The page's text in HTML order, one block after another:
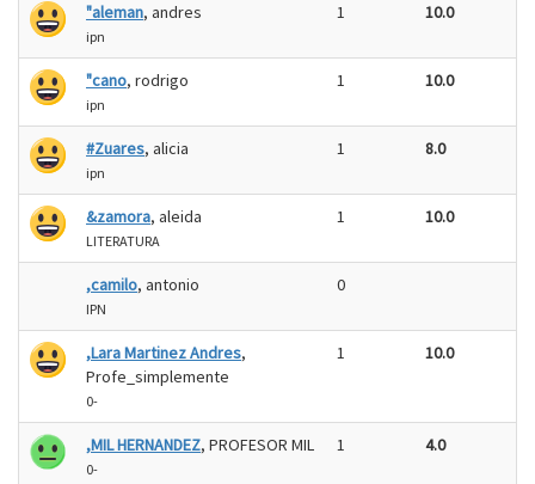
"aleman, andres
ipn
1 10.0
"cano, rodrigo
ipn
1 10.0
#Zuares, alicia
ipn
1 8.0
&zamora, aleida
LITERATURA
1 10.0
,camilo, antonio
IPN
0
,Lara Martinez Andres,
Profe_simplemente
0-
1 10.0
,MIL HERNANDEZ, PROFESOR MIL
0-
1 4.0